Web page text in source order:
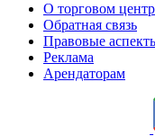
О торговом
Обратная связь
Правовые
Реклама
Арендаторам